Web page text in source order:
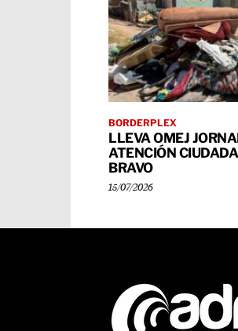
BORDERPLEX
LLEVA OMEJ
ATENCIÓN
BRAVO
15/07/2026